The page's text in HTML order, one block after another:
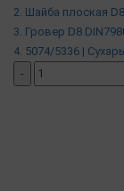
2. Шайба плоская
3. Гровер D8
4. 5074/5336 |
-